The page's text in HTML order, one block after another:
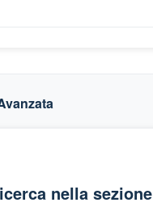
nella sezione